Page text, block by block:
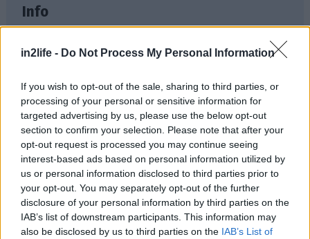
in2life - Do Not Process My Personal Information
If you wish to opt-out of the sale, sharing to third parties, or
processing of your personal or sensitive information for
targeted advertising by us, please use the below opt-out
section to confirm your selection. Please note that after your
opt-out request is processed you may continue seeing
interest-based ads based on personal information utilized by
us or personal information disclosed to third parties prior to
your opt-out. You may separately opt-out of the further
disclosure of your personal information by third parties on the
IAB’s list of downstream participants. This information may
also be disclosed by us to third parties on the IAB’s List of
Info
Kevin Bridges - “Here If You Need Me”
Πότε:Δευτέρα 22 Ιουνίου
Εισιτήρια: more.com